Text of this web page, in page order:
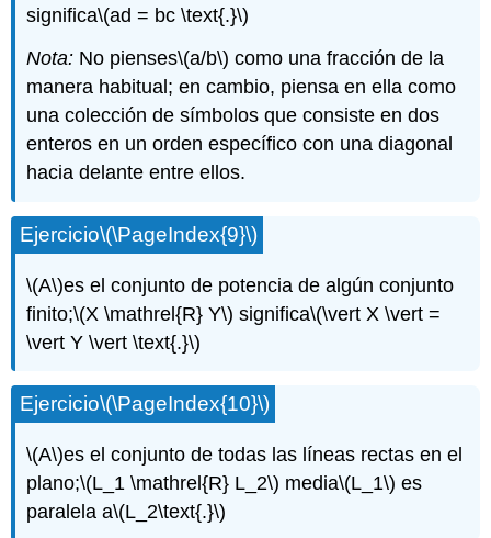
significa\(ad = bc \text{.}\)
Nota: No pienses\(a/b\) como una fracción de la
manera habitual; en cambio, piensa en ella como
una colección de símbolos que consiste en dos
enteros en un orden específico con una diagonal
hacia delante entre ellos.
Ejercicio\(\PageIndex{9}\)
\(A\)es el conjunto de potencia de algún conjunto
finito;\(X \mathrel{R} Y\) significa\(\vert X \vert =
\vert Y \vert \text{.}\)
Ejercicio\(\PageIndex{10}\)
\(A\)es el conjunto de todas las líneas rectas en el
plano;\(L_1 \mathrel{R} L_2\) media\(L_1\) es
paralela a\(L_2\text{.}\)